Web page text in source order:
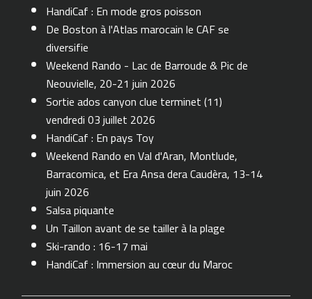
HandiCaf : En mode gros poisson
De Boston à l'Atlas marocain le CAF se
diversifie
Weekend Rando - Lac de Barroude & Pic de
Neouvielle, 20-21 juin 2026
Sortie ados canyon clue terminet (11)
vendredi 03 juillet 2026
HandiCaf : En pays Toy
Weekend Rando en Val d'Aran, Montlude,
Barracomica, et Era Ansa dera Caudèra, 13-14
juin 2026
Salsa piquante
Un Taillon avant de se tailler à la plage
Ski-rando : 16-17 mai
HandiCaf : Immersion au cœur du Maroc